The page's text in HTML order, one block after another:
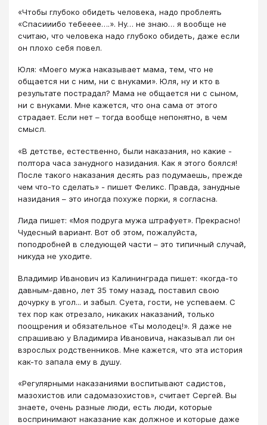
«Чтобы глубоко обидеть человека, надо проблеять
«Спасииибо тебееее….». Ну… не знаю… я вообще не
считаю, что человека надо глубоко обидеть, даже если
он плохо себя повел.
Юля: «Моего мужа наказывает мама, тем, что не
общается ни с ним, ни с внуками». Юля, ну и кто в
результате пострадал? Мама не общается ни с сыном,
ни с внуками. Мне кажется, что она сама от этого
страдает. Если нет – тогда вообще непонятно, в чем
смысл.
«В детстве, естественно, были наказания, но какие -
полтора часа занудного назидания. Как я этого боялся!
После такого наказания десять раз подумаешь, прежде
чем что-то сделать» - пишет Феликс. Правда, занудные
назидания – это иногда похуже порки, я согласна.
Лида пишет: «Моя подруга мужа штрафует». Прекрасно!
Чудесный вариант. Вот об этом, пожалуйста,
поподробней в следующей части – это типичный случай,
никуда не уходите.
Владимир Иванович из Калининграда пишет: «когда-то
давным-давно, лет 35 тому назад, поставил свою
дочурку в угол... и забыл. Суета, гости, не успеваем. С
тех пор как отрезало, никаких наказаний, только
поощрения и обязательное «Ты молодец!». Я даже не
спрашиваю у Владимира Ивановича, наказывал ли он
взрослых родственников. Мне кажется, что эта история
как-то запала ему в душу.
«Регулярными наказаниями воспитывают садистов,
мазохистов или садомазохистов», считает Сергей. Вы
знаете, очень разные люди, есть люди, которые
воспринимают наказание как должное и которые даже